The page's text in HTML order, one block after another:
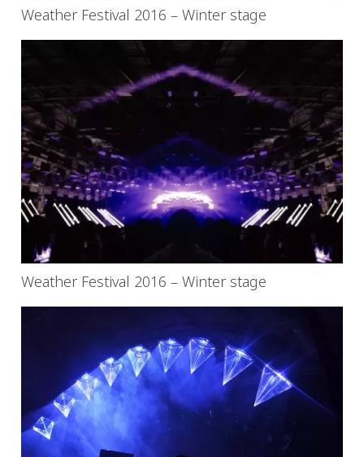
Weather Festival 2016 – Winter stage
Weather Festival 2016 – Winter stage